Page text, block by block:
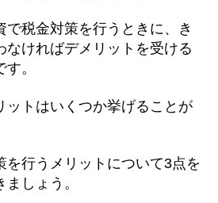
で税金対策を行うときに、き
なければデメリットを受ける
。
ットはいくつか挙げることが
を行うメリットについて3点を
しょう。